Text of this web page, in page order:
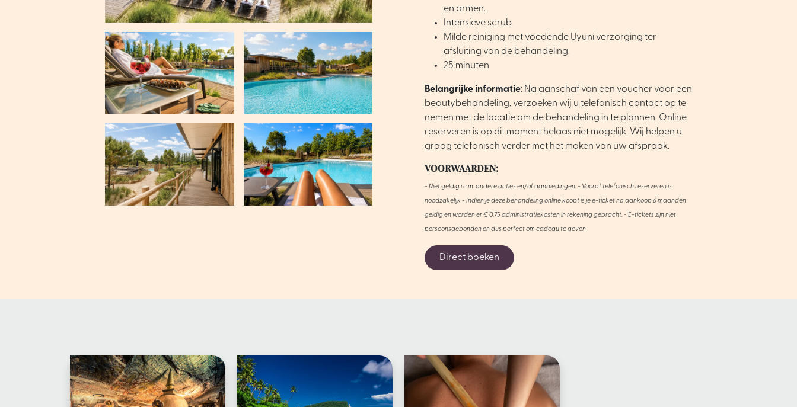
en armen.
Intensieve scrub.
Milde reiniging met voedende Uyuni verzorging ter
afsluiting van de behandeling.
25 minuten
Belangrijke informatie: Na aanschaf van een voucher voor een
beautybehandeling, verzoeken wij u telefonisch contact op te
nemen met de locatie om de behandeling in te plannen. Online
reserveren is op dit moment helaas niet mogelijk. Wij helpen u
graag telefonisch verder met het maken van uw afspraak.
VOORWAARDEN:
- Niet geldig i.c.m. andere acties en/of aanbiedingen. - Vooraf telefonisch reserveren is
noodzakelijk - Indien je deze behandeling online koopt is je e-ticket na aankoop 6 maanden
geldig en worden er € 0,75 administratiekosten in rekening gebracht. - E-tickets zijn niet
persoonsgebonden en dus perfect om cadeau te geven.
Direct boeken